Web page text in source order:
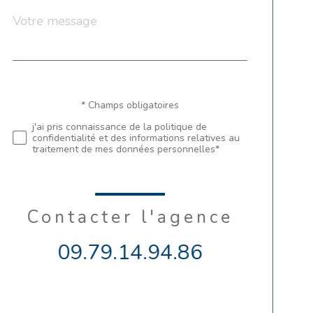
Fieldset
défaut
Message
*
Validation* Champs obligatoires
j'ai pris connaissance de la politique de
confidentialité et des informations relatives au
traitement de mes données personnelles*
Contacter l'agence
09.79.14.94.86